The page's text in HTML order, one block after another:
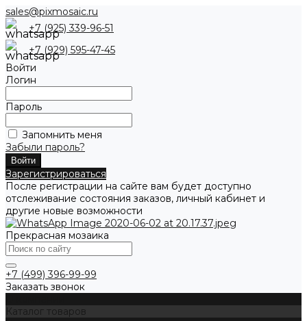
sales@pixmosaic.ru
+7 (925) 339-96-51
+7 (929) 595-47-45
Войти
Логин
Пароль
Запомнить меня
Забыли пароль?
Зарегистрироваться
После регистрации на сайте вам будет доступно
отслеживание состояния заказов, личный кабинет и
другие новые возможности
Прекрасная мозаика
+7 (499) 396-99-99
Заказать звонок
Каталог товаров